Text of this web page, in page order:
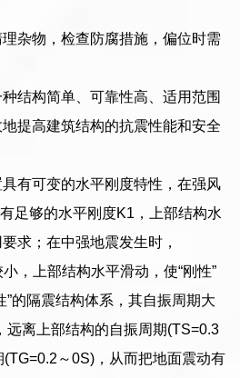
杂物，检查防腐措施，偏位时需
结构简单、可靠性高、适用范围
提高建筑结构的抗震性能和安全
有可变的水平刚度特性，在强风
足够的水平刚度K1，上部结构水
求；在中强地震发生时，
，上部结构水平滑动，使“刚性”
”的隔震结构体系，其自振周期大
远离上部结构的自振周期(TS=0.3
～0S)，从而把地面震动有